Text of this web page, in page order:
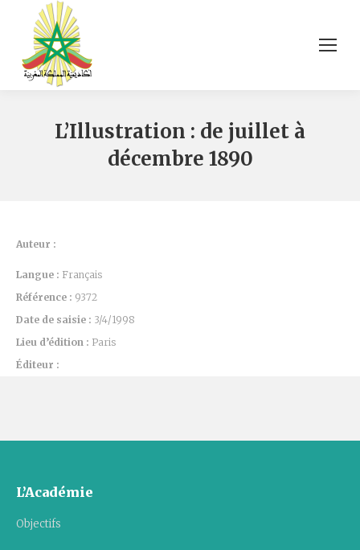
L’Illustration : de juillet à
décembre 1890
Auteur :
Langue : Français
Référence : 9372
Date de saisie : 3/4/1998
Lieu d’édition : Paris
Éditeur :
L’Académie
Objectifs